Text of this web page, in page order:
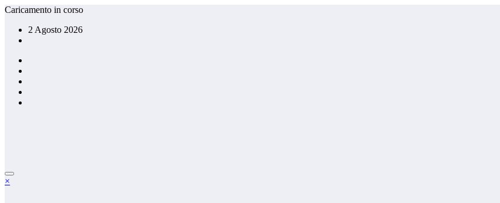
Vai
contenuto
Caricamento in corso
2 Agosto 2026
×